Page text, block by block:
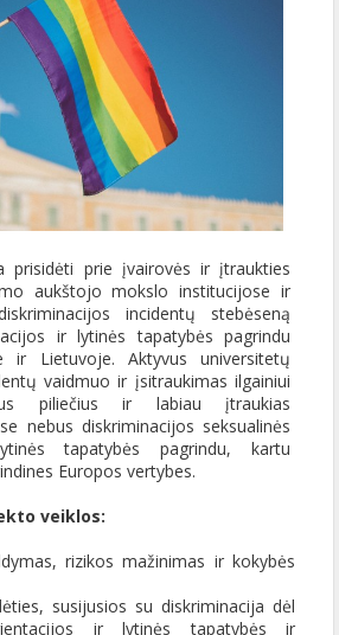
prisidėti prie įvairovės ir įtraukties
aukštojo mokslo institucijose ir
incidentų stebėseną
ir lytinės tapatybės pagrindu
ir Lietuvoje. Aktyvus universitetų
vaidmuo ir įsitraukimas ilgainiui
piliečius ir labiau įtraukias
nebus diskriminacijos seksualinės
tapatybės pagrindu, kartu
Europos vertybes.
veiklos:
rizikos mažinimas ir kokybės
susijusios su diskriminacija dėl
ir lytinės tapatybės ir